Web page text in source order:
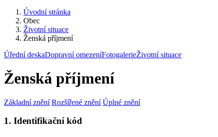
Úvodní stránka
Obec
Životní situace
Ženská příjmení
Úřední deskaDopravní omezeníFotogalerieŽivotní situace
Ženská příjmení
Základní znění Rozšířené znění Úplné znění
1. Identifikační kód